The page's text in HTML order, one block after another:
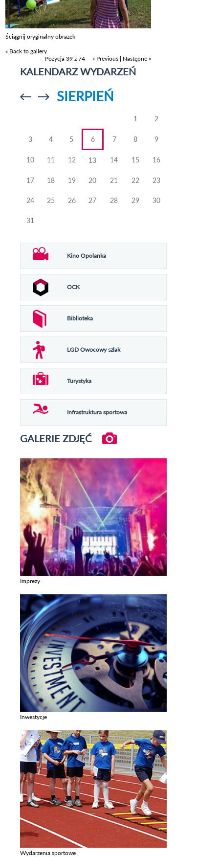
Ściągnij oryginalny obrazek
« Back to gallery
Pozycja 39 z 74
« Previous | Następne »
KALENDARZ WYDARZEŃ
Przejdź doPrzejdź do
SIERPIEŃ
1 2
3 4 5 6 7 8 9
10 11 12 13 14 15 16
17 18 19 20 21 22 23
24 25 26 27 28 29 30
31
Kino Opolanka
OCK
Biblioteka
LGD Owocowy szlak
Turystyka
Infrastruktura sportowa
GALERIE ZDJĘĆ
Imprezy
Inwestycje
Wydarzenia sportowe